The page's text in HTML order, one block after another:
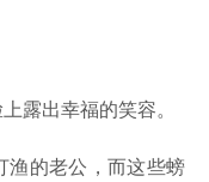
出幸福的笑容。
的老公，而这些螃